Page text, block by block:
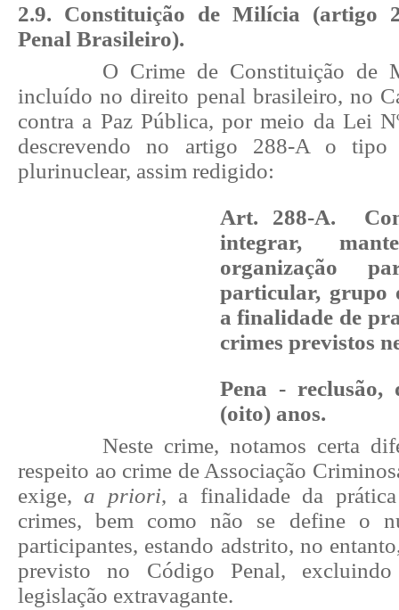
2.9. Constituição de Milícia (artigo
Penal Brasileiro).
O Crime de Constituição de
incluído no direito penal brasileiro, no
contra a Paz Pública, por meio da Lei
descrevendo no artigo 288-A o tipo
plurinuclear, assim redigido:
Art. 288-A.
integrar,
organização
particular, grupo
a finalidade de
crimes previstos
Pena -
(oito) anos.
Neste crime, notamos certa
respeito ao crime de Associação
exige,a priori, a finalidade da
crimes, bem como não se define o
participantes, estando adstrito, no
previsto no Código Penal,
legislação extravagante.